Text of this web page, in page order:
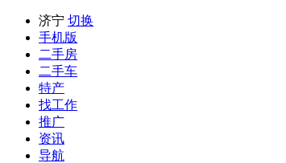
济宁 切换
手机版
二手房
二手车
特产
找工作
推广
资讯
导航